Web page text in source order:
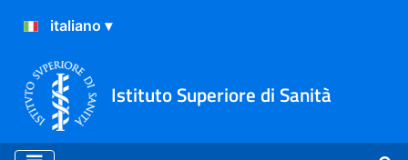
Istituto Superiore di Sanità